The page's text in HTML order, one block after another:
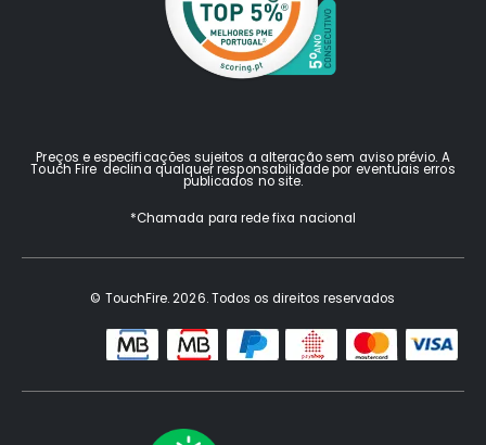
Preços e especificações sujeitos a alteração sem aviso prévio. A
Touch Fire declina qualquer responsabilidade por eventuais erros
publicados no site.
*Chamada para rede fixa nacional
© TouchFire. 2026. Todos os direitos reservados